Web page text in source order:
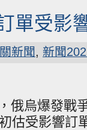
單受影
新聞, 新聞
俄烏爆發戰
估受影響訂